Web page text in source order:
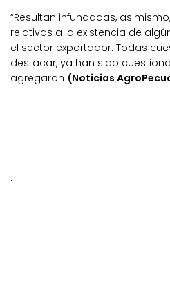
“Resultan infundadas,
relativas a la existencia de
el sector exportador. Todas
destacar, ya han sido
agregaron (Noticias
.